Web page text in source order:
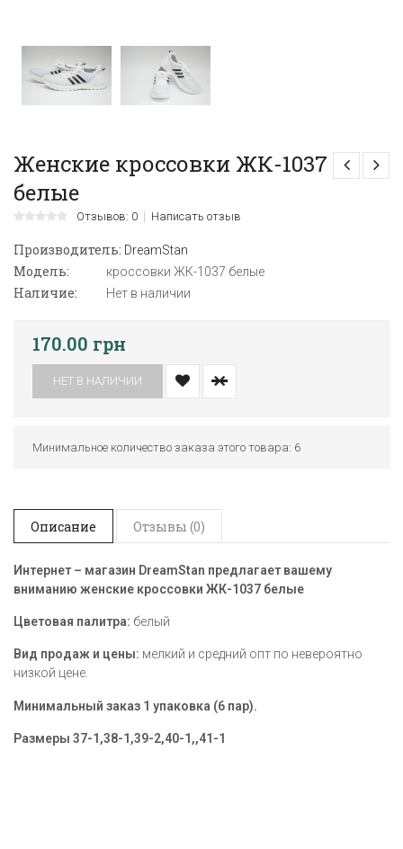
Женские кроссовки ЖК-1037
белые
Отзывов: 0 Написать отзыв
Производитель: DreamStan
Модель: кроссовки ЖК-1037 белые
Наличие: Нет в наличии
170.00 грн
НЕТ В НАЛИЧИИ
Минимальное количество заказа этого товара: 6
Описание Отзывы (0)
Интернет – магазин DreamStan предлагает вашему
вниманию женские кроссовки ЖК-1037 белые
Цветовая палитра: белый
Вид продаж и цены: мелкий и средний опт по невероятно
низкой цене.
Минимальный заказ 1 упаковка (6 пар).
Размеры 37-1,38-1,39-2,40-1,,41-1